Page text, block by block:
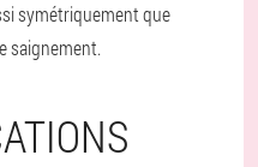
symétriquement que
saignement.